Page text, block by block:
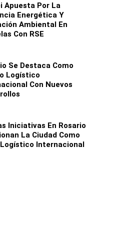
Apuesta Por La
Energética Y
Ambiental En
Con RSE
Se Destaca Como
Logístico
Con Nuevos
Iniciativas En Rosario
La Ciudad Como
Internacional